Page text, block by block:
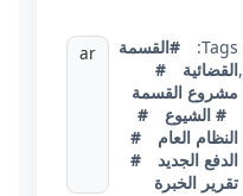
,
Tags:
#القسمة
القضائية
#
مشروع القسمة
# الشيوع
#
النظام العام
#
الدفع الجديد
#
تقرير الخبرة
ar